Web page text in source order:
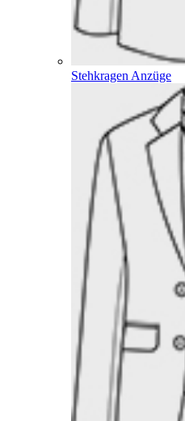
Stehkragen Anzüge